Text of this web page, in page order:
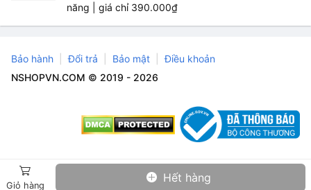
Giỏ hàng
Hết hàng
năng | giá chỉ 390.000₫
Bảo hành Đổi trả Bảo mật
Điều khoản
NSHOPVN.COM © 2019 - 2026